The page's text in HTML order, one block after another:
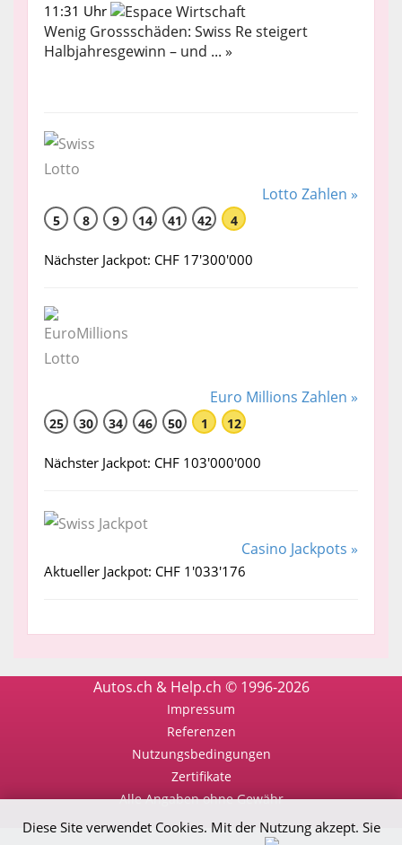
11:31 Uhr
Wenig Grossschäden: Swiss Re steigert
Halbjahresgewinn – und ... »
Lotto Zahlen »
5 8 9 14 41 42 4
Nächster Jackpot: CHF 17'300'000
Euro Millions Zahlen »
25 30 34 46 50 1 12
Nächster Jackpot: CHF 103'000'000
Casino Jackpots »
Aktueller Jackpot: CHF 1'033'176
Autos.ch & Help.ch © 1996-2026
Impressum
Referenzen
Nutzungsbedingungen
Zertifikate
Alle Angaben ohne Gewähr
Diese Site verwendet Cookies. Mit der Nutzung akzept. Sie